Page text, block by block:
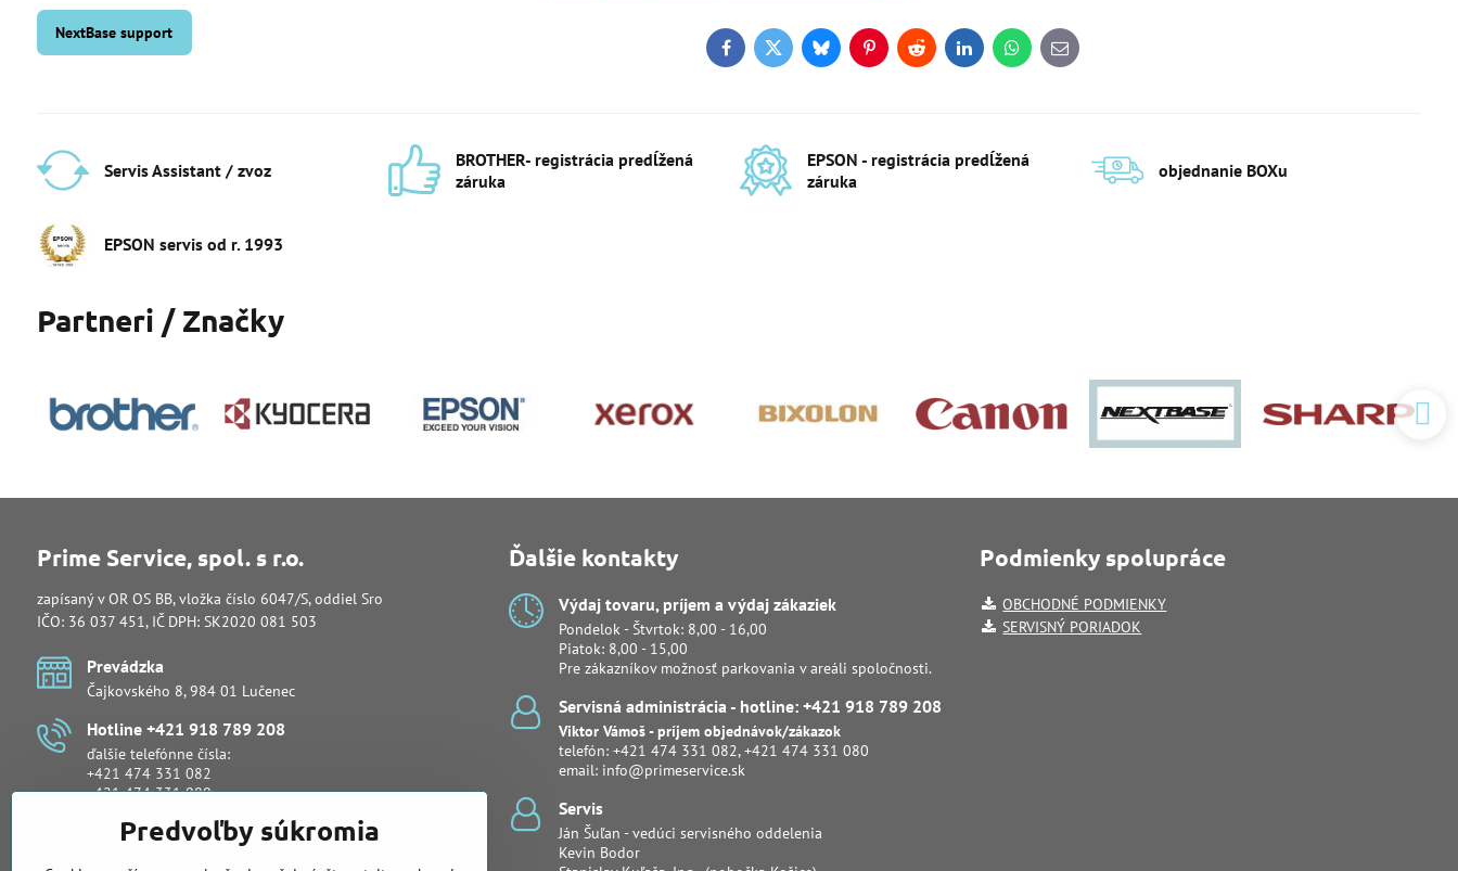
FacebookTwitterBlueskyPinterestRedditLinkedInWhatsApp
E-
mail
NextBase support
Servis Assistant / zvoz
BROTHER- registrácia predĺžená
záruka
EPSON - registrácia predĺžená
záruka
objednanie BOXu
EPSON servis od r​. 1993
Partneri / Značky
Prime Service, spol. s r.o.
zapísaný v OR OS BB, vložka číslo 6047/S, oddiel Sro
IČO: 36 037 451, IČ DPH: SK2020 081 503
Prevádzka
Čajkovského 8, 984 01 Lučenec
Hotline +421 918 789 208
ďalšie telefónne čísla:
+421 474 331 082
+421 474 331 080
info​@primeservice​.sk
Ďalšie kontakty
Výdaj tovaru, príjem a výdaj zákaziek
Pondelok - Štvrtok: 8,00 - 16,00
Piatok: 8,00 - 15,00
Pre zákazníkov možnosť parkovania v areáli spoločnosti.
Servisná administrácia - hotline: +421 918 789 208
Viktor Vámoš - príjem objednávok/zákazok
telefón: +421 474 331 082,+421 474 331 080
email: info@primeservice.sk
Servis
Ján Šuľan - vedúci servisného oddelenia
Kevin Bodor
Podmienky spolupráce
OBCHODNÉ PODMIENKY
SERVISNÝ PORIADOK
Predvoľby súkromia